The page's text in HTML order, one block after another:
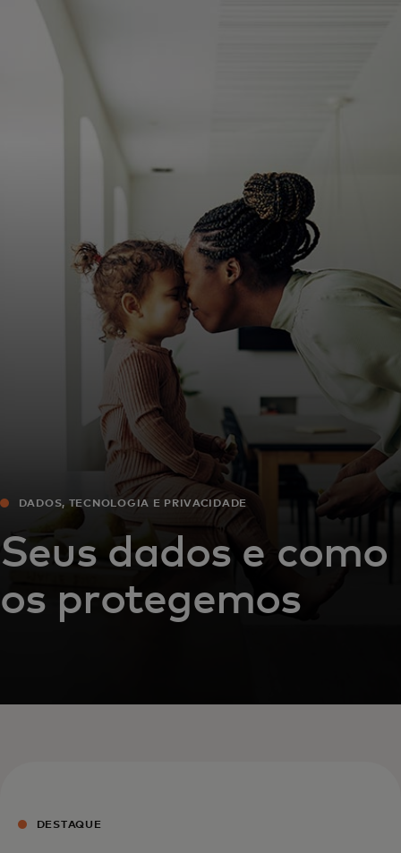
Notícias e tendências
DADOS, TECNOLOGIA E PRIVACIDADE
Seus dados e como
os protegemos
DESTAQUE